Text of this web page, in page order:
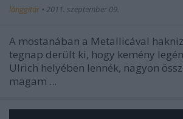
lánggitár • 2011. szeptember 09.
A mostanában a Metallicával
tegnap derült ki, hogy kemény
Ulrich helyében lennék, nagyon
magam ...